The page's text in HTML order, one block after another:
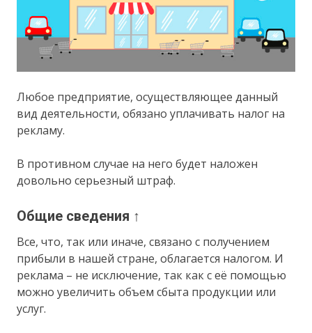
Любое предприятие, осуществляющее данный
вид деятельности, обязано уплачивать налог на
рекламу.
В противном случае на него будет наложен
довольно серьезный штраф.
Общие сведения ↑
Все, что, так или иначе, связано с получением
прибыли в нашей стране, облагается налогом. И
реклама – не исключение, так как с её помощью
можно увеличить объем сбыта продукции или
услуг.